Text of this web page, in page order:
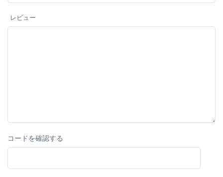
レビュー
コードを確認する